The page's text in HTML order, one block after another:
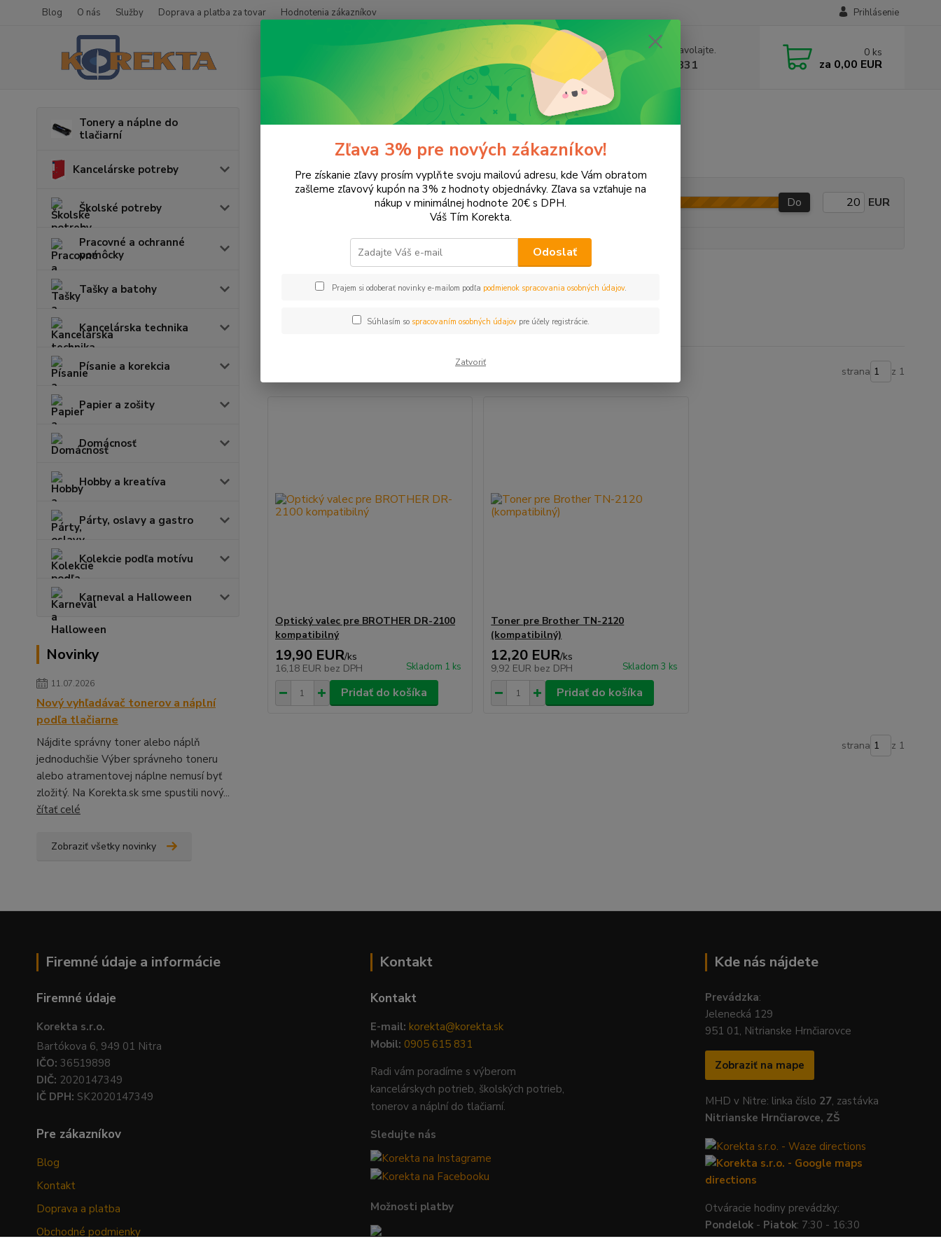
Blog O nás Služby Doprava a platba za tovar Hodnotenia zákazníkov Prihlásenie
Neviete si rady? Zavolajte.
+421 905 615 831
0 ks
za 0,00 EUR
Tonery a náplne do
tlačiarní
Kancelárske potreby
Školské potreby
Pracovné a ochranné
pomôcky
Tašky a batohy
Kancelárska technika
Písanie a korekcia
Papier a zošity
Domácnosť
Hobby a kreatíva
Párty, oslavy a gastro
Kolekcie podľa motívu
Karneval a Halloween
Novinky
11.07.2026
Nový vyhľadávač tonerov a náplní
podľa tlačiarne
Nájdite správny toner alebo náplň
jednoduchšie Výber správneho toneru
alebo atramentovej náplne nemusí byť
zložitý. Na Korekta.sk sme spustili nový...
čítať celé
Zobraziť všetky novinky
Tonery a náplne do tlačiarní Brother HL-2140
HL-2140
Upresniť parametre
EUR Od Do EUR
strana z 1
Optický valec pre BROTHER DR-2100
kompatibilný
19,90 EUR/ks
16,18 EUR bez DPH Skladom 1 ks
Pridať do košíka
Toner pre Brother TN-2120
(kompatibilný)
12,20 EUR/ks
9,92 EUR bez DPH Skladom 3 ks
Pridať do košíka
strana z 1
Firemné údaje a informácie
Firemné údaje
Korekta s.r.o.
Bartókova 6, 949 01 Nitra
IČO: 36519898
DIČ: 2020147349
IČ DPH: SK2020147349
Pre zákazníkov
Blog
Kontakt
Doprava a platba
Obchodné podmienky
Kontakt
Kontakt
E-mail: korekta@korekta.sk
Mobil: 0905 615 831
Radi vám poradíme s výberom
kancelárskych potrieb, školských potrieb,
tonerov a náplní do tlačiarní.
Sledujte nás
Možnosti platby
Kde nás nájdete
Prevádzka:
Jelenecká 129
951 01, Nitrianske Hrnčiarovce
Zobraziť na mape
MHD v Nitre: linka číslo 27, zastávka
Nitrianske Hrnčiarovce, ZŠ
Otváracie hodiny prevádzky:
Pondelok - Piatok: 7:30 - 16:30
Zľava 3% pre nových zákazníkov!
Pre získanie zľavy prosím vyplňte svoju mailovú adresu, kde Vám obratom
zašleme zľavový kupón na 3% z hodnoty objednávky. Zľava sa vzťahuje na
nákup v minimálnej hodnote 20€ s DPH.
Váš Tím Korekta.
Odoslať
Prajem si odoberať novinky e-mailom podľa podmienok spracovania osobných údajov.
Súhlasím so spracovaním osobných údajovpre účely registrácie.
Zatvoriť